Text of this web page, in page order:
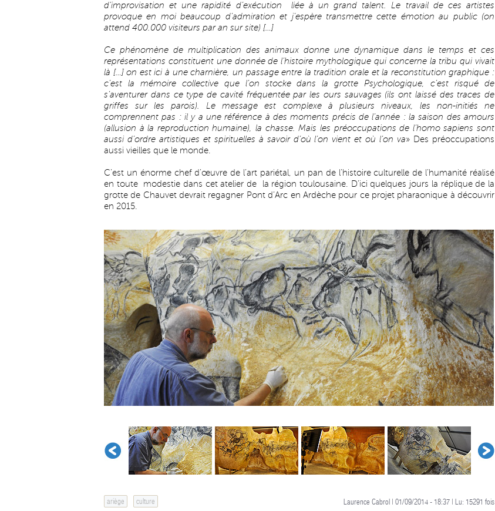
d’improvisation et une rapidité d’exécution liée à un grand talent. Le travail de ces artistes
provoque en moi beaucoup d’admiration et j’espère transmettre cette émotion au public (on
attend 400.000 visiteurs par an sur site) […]
Ce phénomène de multiplication des animaux donne une dynamique dans le temps et ces
représentations constituent une donnée de l’histoire mythologique qui concerne la tribu qui vivait
là […] on est ici à une charnière, un passage entre la tradition orale et la reconstitution graphique :
c’est la mémoire collective que l’on stocke dans la grotte Psychologique, c’est risqué de
s’aventurer dans ce type de cavité fréquentée par les ours sauvages (ils ont laissé des traces de
griffes sur les parois). Le message est complexe à plusieurs niveaux, les non-initiés ne
comprennent pas : il y a une référence à des moments précis de l’année : la saison des amours
(allusion à la reproduction humaine), la chasse. Mais les préoccupations de l’homo sapiens sont
aussi d’ordre artistiques et spirituelles à savoir d’où l’on vient et où l’on va» Des préoccupations
aussi vieilles que le monde.
C’est un énorme chef d’œuvre de l’art pariétal, un pan de l’histoire culturelle de l’humanité réalisé
en toute modestie dans cet atelier de la région toulousaine. D’ici quelques jours la réplique de la
grotte de Chauvet devrait regagner Pont d’Arc en Ardèche pour ce projet pharaonique à découvrir
en 2015.
ariège culture Laurence Cabrol | 01/09/2014 - 18:37 | Lu: 15291 fois